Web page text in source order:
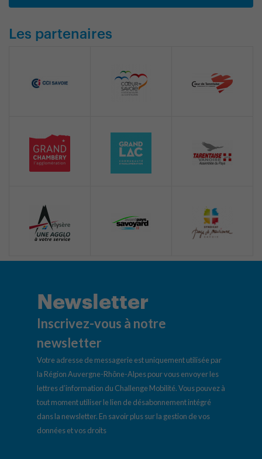
Les partenaires
Newsletter
Inscrivez-vous à notre
newsletter
Votre adresse de messagerie est uniquement utilisée par
la Région Auvergne-Rhône-Alpes pour vous envoyer les
lettres d’information du Challenge Mobilité. Vous pouvez à
tout moment utiliser le lien de désabonnement intégré
dans la newsletter. En savoir plus sur la gestion de vos
données et vos droits